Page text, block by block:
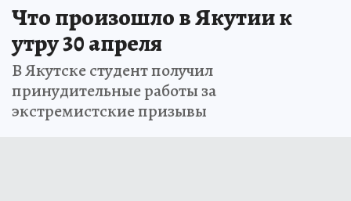
Что произошло в Якутии к
утру 30 апреля
В Якутске студент получил
принудительные работы за
экстремистские призывы